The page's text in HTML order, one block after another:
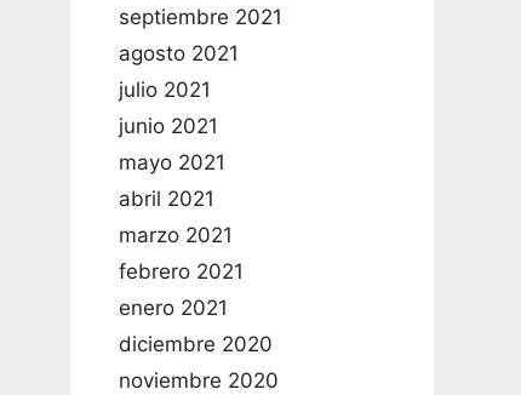
septiembre 2021
agosto 2021
julio 2021
junio 2021
mayo 2021
abril 2021
marzo 2021
febrero 2021
enero 2021
diciembre 2020
noviembre 2020